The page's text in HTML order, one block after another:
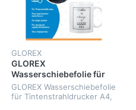
GLOREX
GLOREX
Wasserschiebefolie für
Tintenstrahldrucker
GLOREX Wasserschiebefolie
für Tintenstrahldrucker A4,